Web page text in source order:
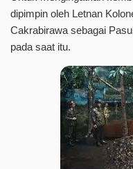
dipimpin oleh Letnan
Cakrabirawa sebagai
pada saat itu.